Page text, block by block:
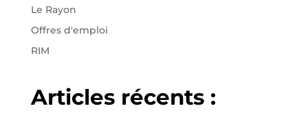
Le Rayon
Offres d'emploi
RIM
Articles récents :